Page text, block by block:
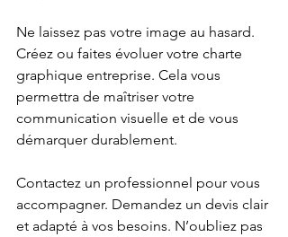
Ne laissez pas votre image au hasard.
Créez ou faites évoluer votre charte
graphique entreprise. Cela vous
permettra de maîtriser votre
communication visuelle et de vous
démarquer durablement.
Contactez un professionnel pour vous
accompagner. Demandez un devis clair
et adapté à vos besoins. N’oubliez pas